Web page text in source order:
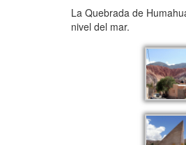
La Quebrada de
nivel del mar.